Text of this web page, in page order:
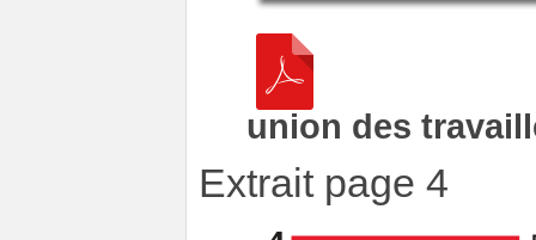
union des
Extrait page 4